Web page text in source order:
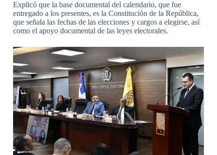
Explicó que la base documental del calendario, que fue
entregado a los presentes, es la Constitución de la República,
que señala las fechas de las elecciones y cargos a elegirse, así
como el apoyo documental de las leyes electorales.